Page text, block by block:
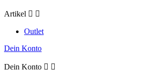
Artikel  
Outlet
Dein Konto
Dein Konto  